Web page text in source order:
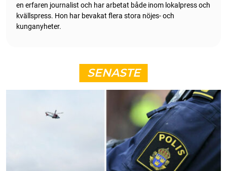
en erfaren journalist och har arbetat både inom lokalpress och
kvällspress. Hon har bevakat flera stora nöjes- och
kunganyheter.
SENASTE